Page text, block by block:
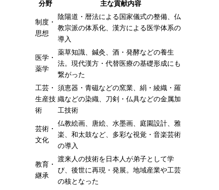
分野 主な貢献内容
制度・
思想
陰陽道・暦法による国家儀式の整備、仏
教宗派の体系化、漢方による医学体系の
導入
医学・
薬学
薬草知識、鍼灸、酒・発酵などの養生
法。現代漢方・代替医療の基礎形成にも
繋がった
工芸・
生産技
術
須恵器・青磁などの窯業、絹・綾織・羅
織などの染織、刀剣・仏具などの金属加
工技術
芸術・
文化
仏教絵画、唐絵、水墨画、庭園設計、雅
楽、和太鼓など、多彩な視覚・音楽芸術
の導入
教育・
継承
渡来人の技術を日本人が弟子として学
び、後世に再現・発展。地域産業や工芸
の核となった